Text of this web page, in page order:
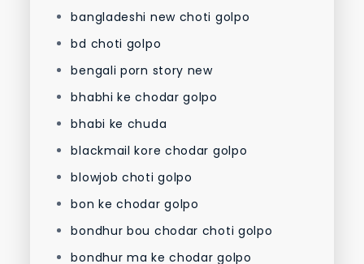
bangladeshi new choti golpo
bd choti golpo
bengali porn story new
bhabhi ke chodar golpo
bhabi ke chuda
blackmail kore chodar golpo
blowjob choti golpo
bon ke chodar golpo
bondhur bou chodar choti golpo
bondhur ma ke chodar golpo